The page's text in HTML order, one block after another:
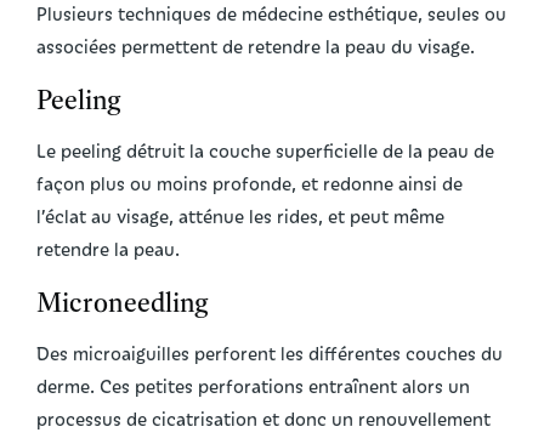
Plusieurs techniques de médecine esthétique, seules ou
associées permettent de retendre la peau du visage.
Peeling
Le peeling détruit la couche superficielle de la peau de
façon plus ou moins profonde, et redonne ainsi de
l’éclat au visage, atténue les rides, et peut même
retendre la peau.
Microneedling
Des microaiguilles perforent les différentes couches du
derme. Ces petites perforations entraînent alors un
processus de cicatrisation et donc un renouvellement